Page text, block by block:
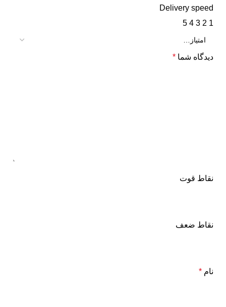
Delivery speed
1
2
3
4
5
دیدگاه شما *
نقاط قوت
نقاط ضعف
نام *